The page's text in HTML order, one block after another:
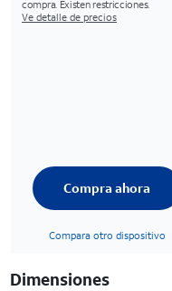
compra. Existen restricciones.
Ve detalle de precios
Compra ahora
Compara otro dispositivo
Dimensiones